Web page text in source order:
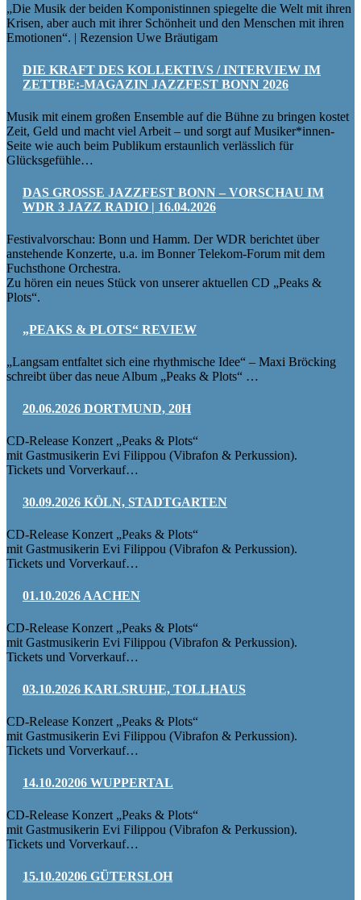
„Die Musik der beiden Komponistinnen spiegelte die Welt mit ihren
Krisen, aber auch mit ihrer Schönheit und den Menschen mit ihren
Emotionen“. | Rezension Uwe Bräutigam
DIE KRAFT DES KOLLEKTIVS / INTERVIEW IM
ZETTBE:-MAGAZIN JAZZFEST BONN 2026
Musik mit einem großen Ensemble auf die Bühne zu bringen kostet
Zeit, Geld und macht viel Arbeit – und sorgt auf Musiker*innen-
Seite wie auch beim Publikum erstaunlich verlässlich für
Glücksgefühle…
DAS GROSSE JAZZFEST BONN – VORSCHAU IM W
DR 3 JAZZ RADIO | 16.04.2026
Festivalvorschau: Bonn und Hamm. Der WDR berichtet über
anstehende Konzerte, u.a. im Bonner Telekom-Forum mit dem
Fuchsthone Orchestra.
Zu hören ein neues Stück von unserer aktuellen CD „Peaks &
Plots“.
„PEAKS & PLOTS“ REVIEW
„Langsam entfaltet sich eine rhythmische Idee“ – Maxi Bröcking
schreibt über das neue Album „Peaks & Plots“ …
20.06.2026 DORTMUND, 20H
CD-Release Konzert „Peaks & Plots“
mit Gastmusikerin Evi Filippou (Vibrafon & Perkussion).
Tickets und Vorverkauf…
30.09.2026 KÖLN, STADTGARTEN
CD-Release Konzert „Peaks & Plots“
mit Gastmusikerin Evi Filippou (Vibrafon & Perkussion).
Tickets und Vorverkauf…
01.10.2026 AACHEN
CD-Release Konzert „Peaks & Plots“
mit Gastmusikerin Evi Filippou (Vibrafon & Perkussion).
Tickets und Vorverkauf…
03.10.2026 KARLSRUHE, TOLLHAUS
CD-Release Konzert „Peaks & Plots“
mit Gastmusikerin Evi Filippou (Vibrafon & Perkussion).
Tickets und Vorverkauf…
14.10.20206 WUPPERTAL
CD-Release Konzert „Peaks & Plots“
mit Gastmusikerin Evi Filippou (Vibrafon & Perkussion).
Tickets und Vorverkauf…
15.10.20206 GÜTERSLOH